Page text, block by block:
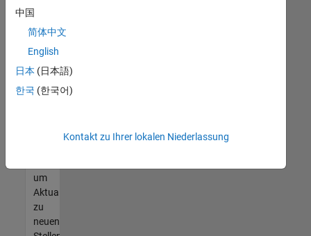
können,
die
Ihren
entsprechen,
werden
unseres
um
Aktualisierungen
zu
neuen
中国
简体中文
English
日本 (日本語)
한국 (한국어)
Kontakt zu Ihrer lokalen Niederlassung